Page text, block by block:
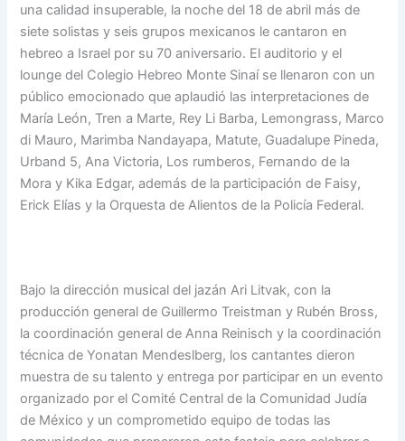
una calidad insuperable, la noche del 18 de abril más de
siete solistas y seis grupos mexicanos le cantaron en
hebreo a Israel por su 70 aniversario. El auditorio y el
lounge del Colegio Hebreo Monte Sinaí se llenaron con un
público emocionado que aplaudió las interpretaciones de
María León, Tren a Marte, Rey Li Barba, Lemongrass, Marco
di Mauro, Marimba Nandayapa, Matute, Guadalupe Pineda,
Urband 5, Ana Victoria, Los rumberos, Fernando de la
Mora y Kika Edgar, además de la participación de Faisy,
Erick Elías y la Orquesta de Alientos de la Policía Federal.
Bajo la dirección musical del jazán Ari Litvak, con la
producción general de Guillermo Treistman y Rubén Bross,
la coordinación general de Anna Reinisch y la coordinación
técnica de Yonatan Mendeslberg, los cantantes dieron
muestra de su talento y entrega por participar en un evento
organizado por el Comité Central de la Comunidad Judía
de México y un comprometido equipo de todas las